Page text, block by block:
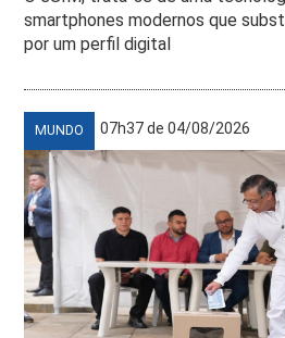
smartphones modernos que
por um perfil digital
MUNDO 07h37 de 04/08/2026